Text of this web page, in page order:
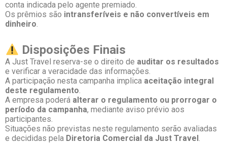
conta indicada pelo agente premiado.
Os prêmios são intransferíveis e não convertíveis em
dinheiro.
Disposições Finais
A Just Travel reserva-se o direito de auditar os resultados
e verificar a veracidade das informações.
A participação nesta campanha implica aceitação integral
deste regulamento.
A empresa poderá alterar o regulamento ou prorrogar o
período da campanha, mediante aviso prévio aos
participantes.
Situações não previstas neste regulamento serão avaliadas
e decididas pela Diretoria Comercial da Just Travel .